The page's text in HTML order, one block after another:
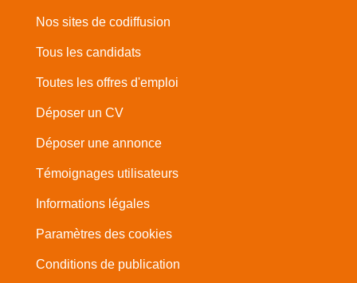
Nos sites de codiffusion
Tous les candidats
Toutes les offres d'emploi
Déposer un CV
Déposer une annonce
Témoignages utilisateurs
Informations légales
Paramètres des cookies
Conditions de publication